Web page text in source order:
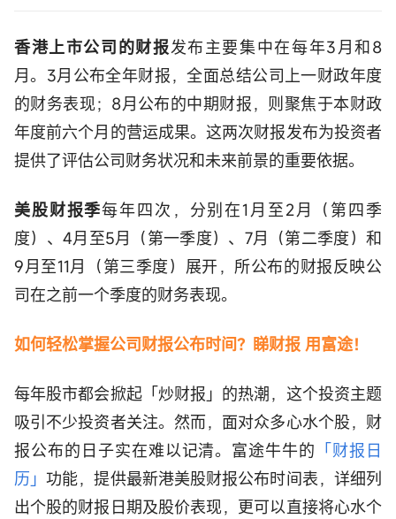
香港上市公司的财报发布主要集中在每年3月和8
月。3月公布全年财报，全面总结公司上一财政年度
的财务表现；8月公布的中期财报，则聚焦于本财政
年度前六个月的营运成果。这两次财报发布为投资者
提供了评估公司财务状况和未来前景的重要依据。
美股财报季每年四次，分别在1月至2月（第四季
度）、4月至5月（第一季度）、7月（第二季度）和
9月至11月（第三季度）展开，所公布的财报反映公
司在之前一个季度的财务表现。
如何轻松掌握公司财报公布时间？睇财报 用富途！
每年股市都会掀起「炒财报」的热潮，这个投资主题
吸引不少投资者关注。然而，面对众多心水个股，财
报公布的日子实在难以记清。富途牛牛的 「财报日
历」功能，提供最新港美股财报公布时间表，详细列
出个股的财报日期及股价表现，更可以直接将心水个